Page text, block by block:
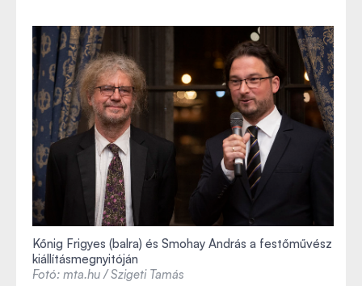
Kőnig Frigyes (balra) és Smohay András a festőművész
kiállításmegnyitóján
Fotó: mta.hu / Szigeti Tamás